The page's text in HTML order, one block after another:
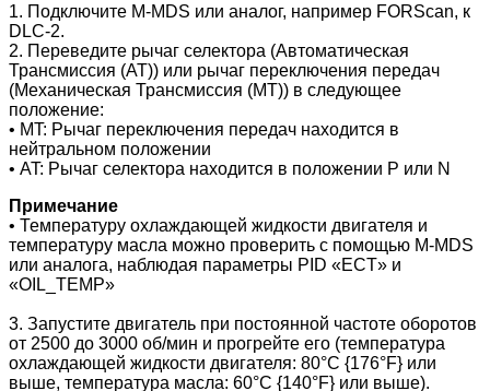
1. Подключите M-MDS или аналог, например FORScan, к
DLC-2.
2. Переведите рычаг селектора (Автоматическая
Трансмиссия (AT)) или рычаг переключения передач
(Механическая Трансмиссия (MT)) в следующее
положение:
• MT: Рычаг переключения передач находится в
нейтральном положении
• AT: Рычаг селектора находится в положении P или N
Примечание
• Температуру охлаждающей жидкости двигателя и
температуру масла можно проверить с помощью M-MDS
или аналога, наблюдая параметры PID «ECT» и
«OIL_TEMP»
3. Запустите двигатель при постоянной частоте оборотов
от 2500 до 3000 об/мин и прогрейте его (температура
охлаждающей жидкости двигателя: 80°C {176°F} или
выше, температура масла: 60°C {140°F} или выше).